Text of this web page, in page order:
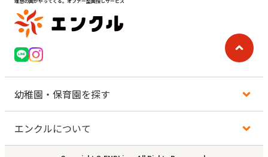
幼稚園・保育園を探す
エンクルについて